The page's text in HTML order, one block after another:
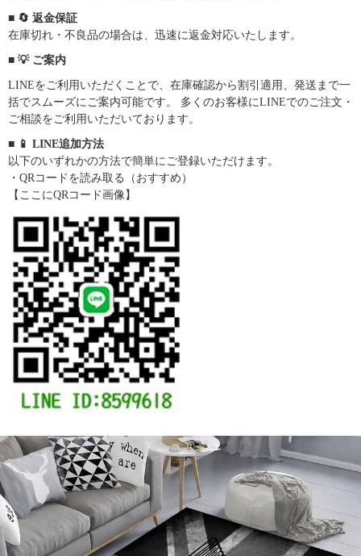
■ 🔄 返金保証
在庫切れ・不良品の場合は、迅速に返金対応いたします。
■ 💡 ご案内
LINEをご利用いただくことで、在庫確認から割引適用、発送まで一
括でスムーズにご案内可能です。 多くのお客様にLINEでのご注文・
ご相談をご利用いただいております。
■ 📱 LINE追加方法
以下のいずれかの方法で簡単にご登録いただけます。
・QRコードを読み取る（おすすめ）
【ここにQRコード画像】